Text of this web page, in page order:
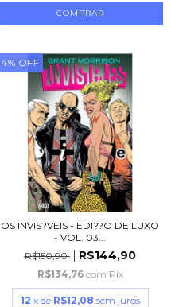
4% OFF
OS INVIS?VEIS - EDI??O DE LUXO
- VOL. 03...
R$150,90
R$144,90
R$134,76 com Pix
12 x de R$12,08 sem juros